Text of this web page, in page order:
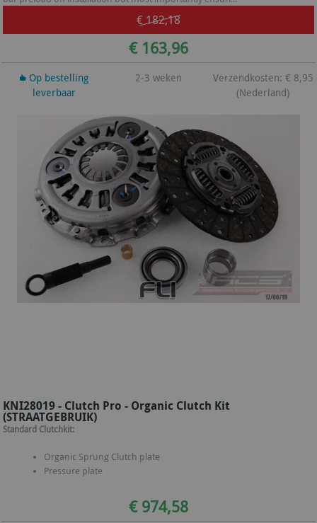
€ 182,18
€ 163,96
Op bestelling
leverbaar
2-3 weken
Verzendkosten: € 8,95
(Nederland)
KNI28019 - Clutch Pro - Organic Clutch Kit
(STRAATGEBRUIK)
Standard Clutchkit:
Organic Sprung Clutch plate
Pressure plate
€ 974,58